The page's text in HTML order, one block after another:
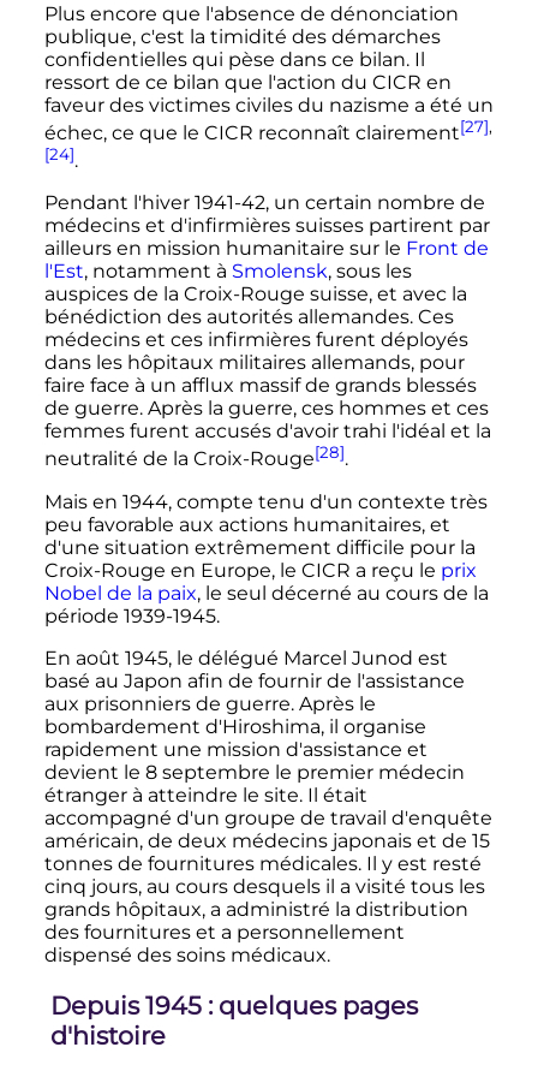
Plus encore que l'absence de dénonciation
publique, c'est la timidité des démarches
confidentielles qui pèse dans ce bilan. Il
ressort de ce bilan que l'action du CICR en
faveur des victimes civiles du nazisme a été un
échec, ce que le CICR reconnaît clairement[27],
[24].
Pendant l'hiver 1941-42, un certain nombre de
médecins et d'infirmières suisses partirent par
ailleurs en mission humanitaire sur le Front de
l'Est, notamment à Smolensk, sous les
auspices de la Croix-Rouge suisse, et avec la
bénédiction des autorités allemandes. Ces
médecins et ces infirmières furent déployés
dans les hôpitaux militaires allemands, pour
faire face à un afflux massif de grands blessés
de guerre. Après la guerre, ces hommes et ces
femmes furent accusés d'avoir trahi l'idéal et la
neutralité de la Croix-Rouge[28].
Mais en 1944, compte tenu d'un contexte très
peu favorable aux actions humanitaires, et
d'une situation extrêmement difficile pour la
Croix-Rouge en Europe, le CICR a reçu le prix
Nobel de la paix, le seul décerné au cours de la
période 1939-1945.
En août 1945, le délégué Marcel Junod est
basé au Japon afin de fournir de l'assistance
aux prisonniers de guerre. Après le
bombardement d'Hiroshima, il organise
rapidement une mission d'assistance et
devient le 8 septembre le premier médecin
étranger à atteindre le site. Il était
accompagné d'un groupe de travail d'enquête
américain, de deux médecins japonais et de 15
tonnes de fournitures médicales. Il y est resté
cinq jours, au cours desquels il a visité tous les
grands hôpitaux, a administré la distribution
des fournitures et a personnellement
dispensé des soins médicaux.
Depuis 1945 : quelques pages
d'histoire